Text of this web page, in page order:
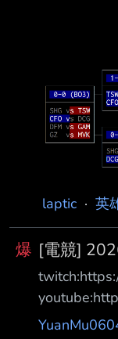
laptic · 英
爆 [電競]
x 主播賽評